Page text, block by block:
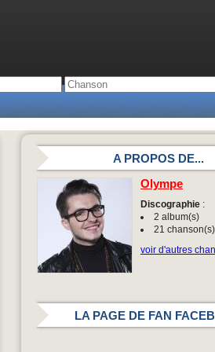
A PROPOS DE...
Olympe
Discographie :
2 album(s)
21 chanson(s)
voir d'autres
LA PAGE DE FAN